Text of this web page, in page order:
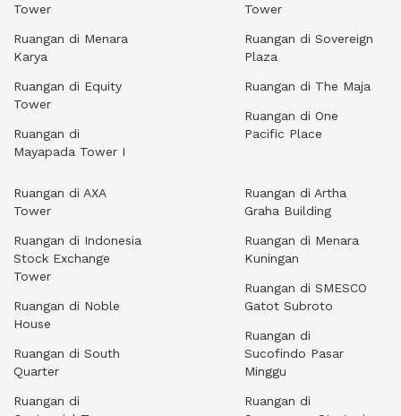
Tower
Ruangan di Menara
Karya
Ruangan di Equity
Tower
Ruangan di
Mayapada Tower I
Tower
Ruangan di Sovereign
Plaza
Ruangan di The Maja
Ruangan di One
Pacific Place
Ruangan di AXA
Tower
Ruangan di Indonesia
Stock Exchange
Tower
Ruangan di Noble
House
Ruangan di South
Quarter
Ruangan di
Ruangan di Artha
Graha Building
Ruangan di Menara
Kuningan
Ruangan di SMESCO
Gatot Subroto
Ruangan di
Sucofindo Pasar
Minggu
Ruangan di